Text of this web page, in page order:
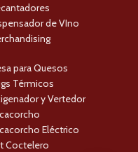
de VIno
para Quesos
Térmicos
y Vertedor
Eléctrico
Coctelero